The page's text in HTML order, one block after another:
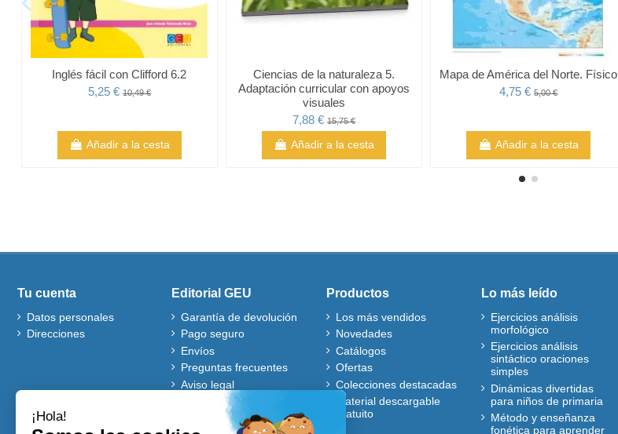
Inglés fácil con Clifford 6.2
5,25 € 10,49 €
Añadir a la cesta
Ciencias de la naturaleza 5.
Adaptación curricular con apoyos
visuales
7,88 € 15,75 €
Añadir a la cesta
Mapa de América del Norte. Físico
4,75 €5,00 €
Añadir a la cesta
Tu cuenta
Datos personales
Direcciones
Editorial GEU
Garantía de devolución
Pago seguro
Envíos
Preguntas frecuentes
Aviso legal
Quiénes somos
Política de cookies
Productos
Los más vendidos
Novedades
Catálogos
Ofertas
Colecciones destacadas
Material descargable
gratuito
Lo más leído
Ejercicios análisis
morfológico
Ejercicios análisis
sintáctico oraciones
simples
Dinámicas divertidas
para niños de primaria
Método y enseñanza
fonética para aprender